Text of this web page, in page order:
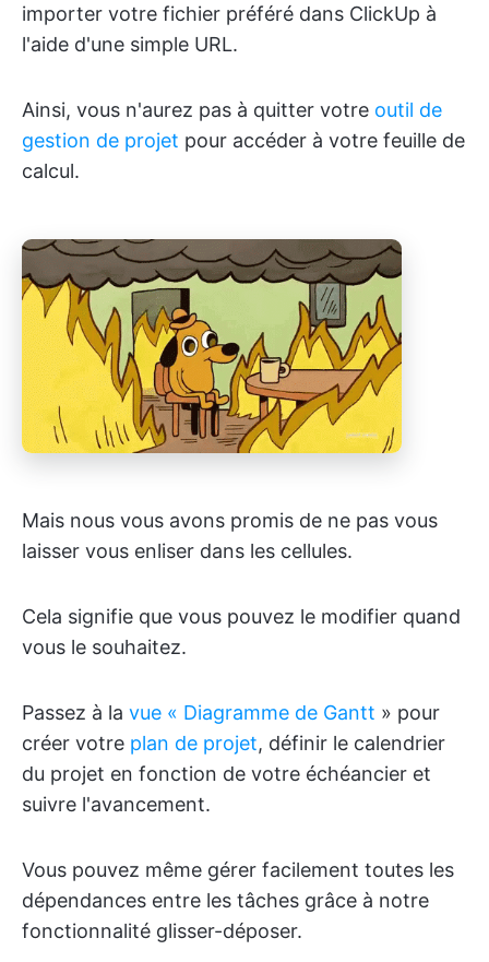
importer votre fichier préféré dans ClickUp à
l'aide d'une simple URL.
Ainsi, vous n'aurez pas à quitter votre outil de
gestion de projet pour accéder à votre feuille de
calcul.
Mais nous vous avons promis de ne pas vous
laisser vous enliser dans les cellules.
Cela signifie que vous pouvez le modifier quand
vous le souhaitez.
Passez à la vue « Diagramme de Gantt » pour
créer votre plan de projet, définir le calendrier
du projet en fonction de votre échéancier et
suivre l'avancement.
Vous pouvez même gérer facilement toutes les
dépendances entre les tâches grâce à notre
fonctionnalité glisser-déposer.